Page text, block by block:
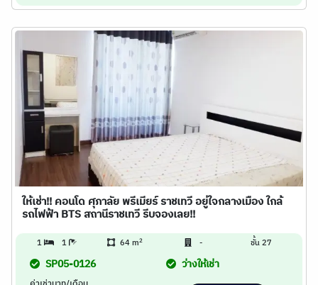
ให้เช่า!! คอนโด ศุภาลัย พรีเมียร์ ราชเทวี อยู่ใจกลางเมือง ใกล้
รถไฟฟ้า BTS สถานีราชเทวี รีบจองเลย!!
1 1 64 m2 - ชั้น 27
SP05-0126 ว่างให้เช่า